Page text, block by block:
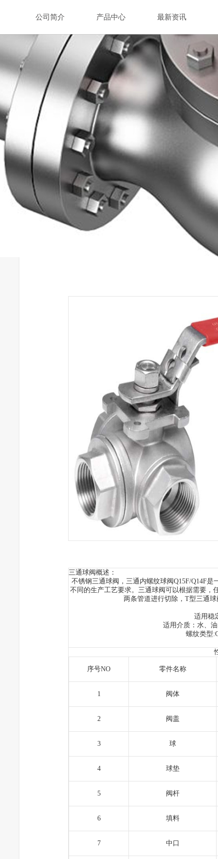
公司简介 产品中心 最新资讯
三通球阀概述：
不锈钢三通球阀 ，三通内螺纹球阀Q15F/Q14F是
不同的生产工艺要求。三通球阀可以根据需要，
两条管道进行切除， T型三通球
适用稳
适用介质：水、
螺纹类型
序号NO 零件名称
1 阀体
2 阀盖
3 球
4 球垫
5 阀杆
6 填料
7 中口